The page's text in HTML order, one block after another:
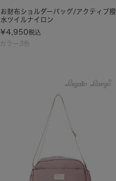
カラー3色
お財布ショルダーバッグ/アクティブ撥
水ツイルナイロン
¥4,950税込